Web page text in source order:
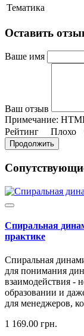
Тематика
Оставить
Ваше имя
Ваш отзыв
Примечание:
Рейтинг Плохо
Продолжить
Спиральная
практике
Спиральная
для понимания
взаимодействия -
образовании и
для менеджеров,
1 169.00 грн.